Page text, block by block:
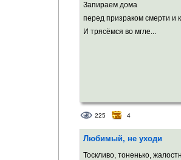
Запираем дома
перед призраком смерти и
И трясёмся во мгле...
225 4
Любимый, не уходи
Тоскливо, тоненько,